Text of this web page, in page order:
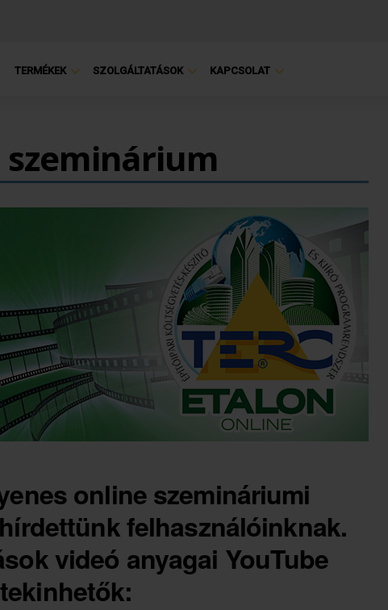
TERMÉKEK SZOLGÁLTATÁSOK KAPCSOLAT
szeminárium
online szemináriumi
felhasználóinknak.
videó anyagai YouTube